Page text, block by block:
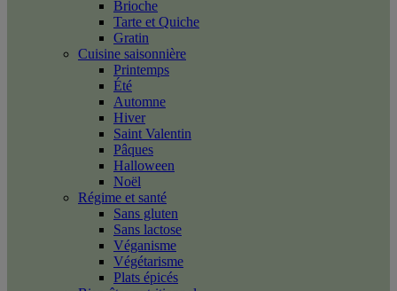
Brioche
Tarte et Quiche
Gratin
Cuisine saisonnière
Printemps
Été
Automne
Hiver
Saint Valentin
Pâques
Halloween
Noël
Régime et santé
Sans gluten
Sans lactose
Véganisme
Végétarisme
Plats épicés